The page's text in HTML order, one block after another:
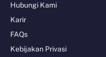
Hubungi Kami
Karir
FAQs
Kebijakan Privasi